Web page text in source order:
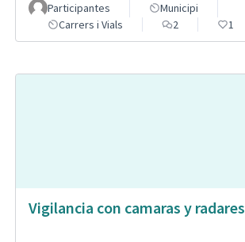
Participantes
Municipi
Carrers i Vials
2 1
Vigilancia con camaras y radares